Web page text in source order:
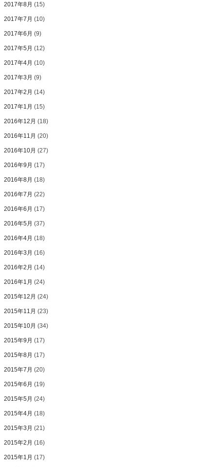
2017年8月 (15)
2017年7月 (10)
2017年6月 (9)
2017年5月 (12)
2017年4月 (10)
2017年3月 (9)
2017年2月 (14)
2017年1月 (15)
2016年12月 (18)
2016年11月 (20)
2016年10月 (27)
2016年9月 (17)
2016年8月 (18)
2016年7月 (22)
2016年6月 (17)
2016年5月 (37)
2016年4月 (18)
2016年3月 (16)
2016年2月 (14)
2016年1月 (24)
2015年12月 (24)
2015年11月 (23)
2015年10月 (34)
2015年9月 (17)
2015年8月 (17)
2015年7月 (20)
2015年6月 (19)
2015年5月 (24)
2015年4月 (18)
2015年3月 (21)
2015年2月 (16)
2015年1月 (17)